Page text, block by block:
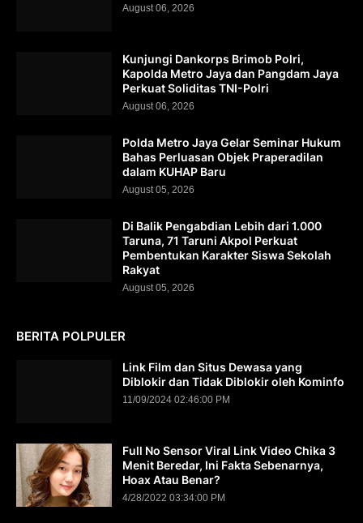
August 06, 2026
Kunjungi Dankorps Brimob Polri,
Kapolda Metro Jaya dan Pangdam Jaya
Perkuat Soliditas TNI-Polri
August 06, 2026
Polda Metro Jaya Gelar Seminar Hukum
Bahas Perluasan Objek Praperadilan
dalam KUHAP Baru
August 05, 2026
Di Balik Pengabdian Lebih dari 1.000
Taruna, 71 Taruni Akpol Perkuat
Pembentukan Karakter Siswa Sekolah
Rakyat
August 05, 2026
BERITA POLPULER
Link Film dan Situs Dewasa yang
Diblokir dan Tidak Diblokir oleh Kominfo
11/09/2024 02:46:00 PM
Full No Sensor Viral Link Video Chika 3
Menit Beredar, Ini Fakta Sebenarnya,
Hoax Atau Benar?
4/28/2022 03:34:00 PM